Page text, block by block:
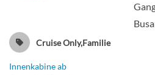
Cruise Only,Familie
Innenkabine ab